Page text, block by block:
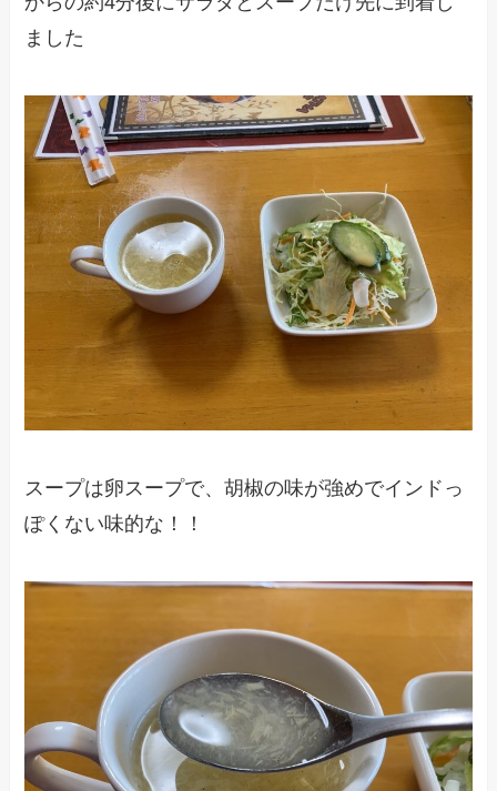
ました
スープは卵スープで、胡椒の味が強めでインドっ
ぽくない味的な！！